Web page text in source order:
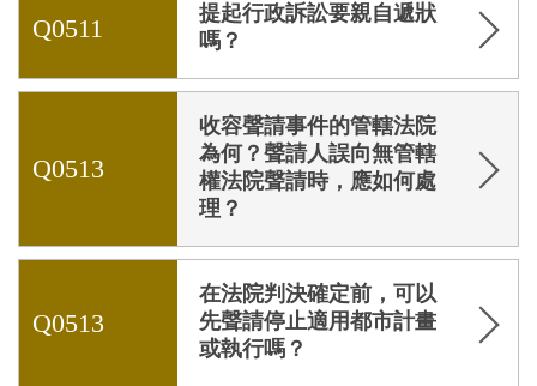
Q0511
提起行政訴訟要親自遞狀
嗎？
Q0513
收容聲請事件的管轄法院
為何？聲請人誤向無管轄
權法院聲請時，應如何處
理？
Q0513
在法院判決確定前，可以
先聲請停止適用都市計畫
或執行嗎？